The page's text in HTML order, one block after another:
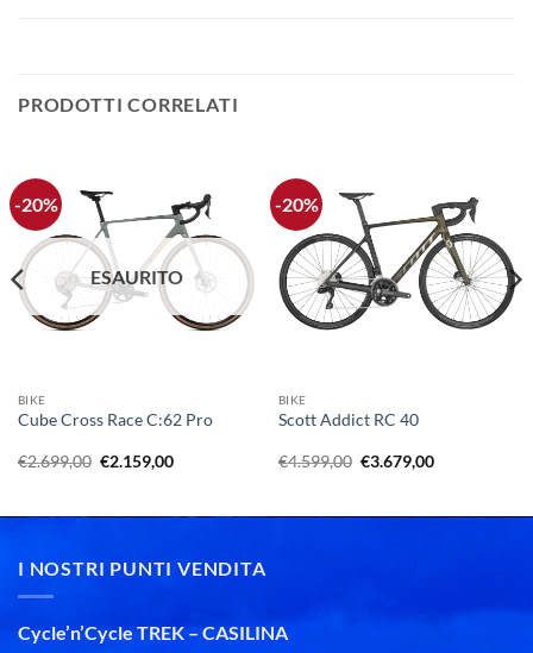
PRODOTTI CORRELATI
-20%
ESAURITO
BIKE
Cube Cross Race C:62 Pro
€2.699,00 Il
€2.699,00.
€2.159,00Il
€2.159,00.
-20%
BIKE
Scott Addict RC 40
€4.599,00 Il
€4.599,00.
€3.679,00Il
€3.679,00.
I NOSTRI PUNTI VENDITA
Cycle’n’Cycle TREK – CASILINA